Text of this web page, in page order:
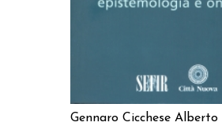
Gennaro Cicchese Alberto